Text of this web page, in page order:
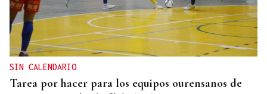
SIN CALENDARIO
Tarea por hacer para los equipos ourensanos de